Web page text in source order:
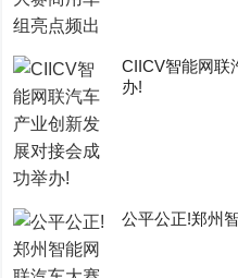
CIICV智能网联
办!
公平公正!郑州